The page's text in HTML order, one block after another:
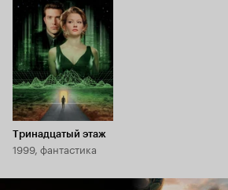
7.6
Тринадцатый этаж
1999, фантастика